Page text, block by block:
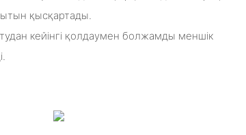
қысқартады.
кейінгі қолдаумен болжамды меншік